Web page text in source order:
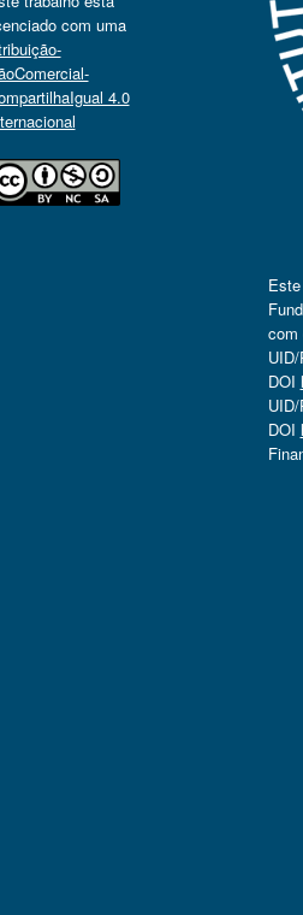
com uma
4.0
com
DOI
DOI